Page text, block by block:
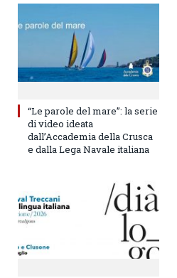
“Le parole del mare”: la serie
di video ideata
dall’Accademia della Crusca
e dalla Lega Navale italiana